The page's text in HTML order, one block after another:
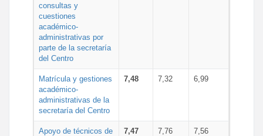
consultas y
cuestiones
académico-
administrativas por
parte de la secretaría
del Centro
Matrícula y gestiones
académico-
administrativas de la
secretaría del Centro
7,48 7,32 6,99
Apoyo de técnicos de
7,47 7,76 7,56